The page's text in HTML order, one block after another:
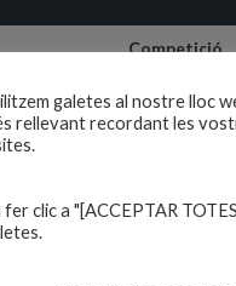
Competició
Primer equip masculí
galetes al nostre lloc
rellevant recordant les
fer clic a "[ACCEPTAR